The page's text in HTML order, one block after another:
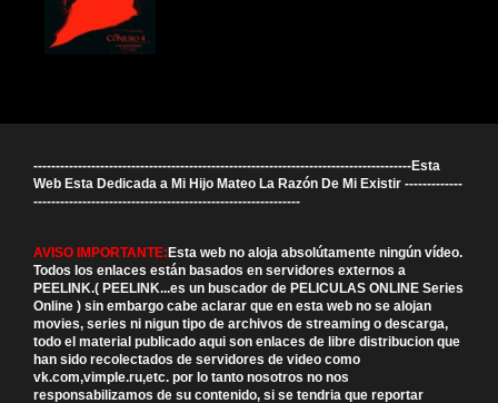
-------------------------------------------------------------------------------------Esta
Web Esta Dedicada a Mi Hijo Mateo La Razón De Mi Existir -------------
------------------------------------------------------------
AVISO IMPORTANTE:Esta web no aloja absolútamente ningún vídeo.
Todos los enlaces están basados en servidores externos a
PEELINK.( PEELINK...es un buscador de PELICULAS ONLINE Series
Online ) sin embargo cabe aclarar que en esta web no se alojan
movies, series ni nigun tipo de archivos de streaming o descarga,
todo el material publicado aqui son enlaces de libre distribucion que
han sido recolectados de servidores de video como
vk.com,vimple.ru,etc. por lo tanto nosotros no nos
responsabilizamos de su contenido, si se tendria que reportar